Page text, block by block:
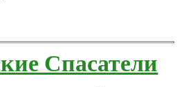
Спасатели